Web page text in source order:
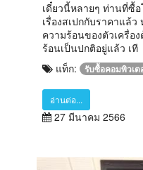
เดี๋ยวนี้หลายๆ ท่านที่ซื้
เรื่องสเปกกับราคาแล้ว
ความร้อนของตัวเครื่อ
ร้อนเป็นปกติอยู่แล้ว เที
แท็ก:
รับซื้อคอมพิวเต
อ่านต่อ...
27 มีนาคม 2566